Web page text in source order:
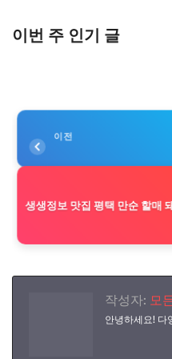
이번 주 인기 글
이전
생생정보 맛집 평택 만순 할매
작성자: 모
안녕하세요! 다